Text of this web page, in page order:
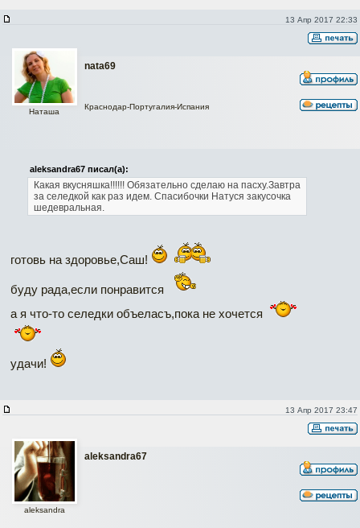
13 Апр 2017 22:33
nata69
Наташа
Краснодар-Португалия-Испания
aleksandra67 писал(а):
Какая вкусняшка!!!!!! Обязательно сделаю на пасху.Завтра
за селедкой как раз идем. Спасибочки Натуся закусочка
шедевральная.
готовь на здоровье,Саш!
буду рада,если понравится
а я что-то селедки объеласъ,пока не хочется
удачи!
13 Апр 2017 23:47
aleksandra67
aleksandra